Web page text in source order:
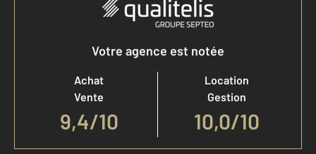
Votre agence est notée
Achat
Vente
9,4/10
Location
Gestion
10,0/10